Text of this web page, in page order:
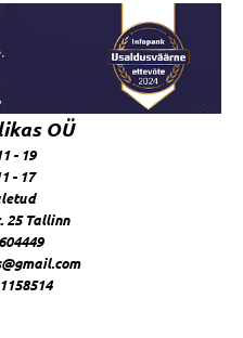
OÜ
- 19
- 17
25 Tallinn